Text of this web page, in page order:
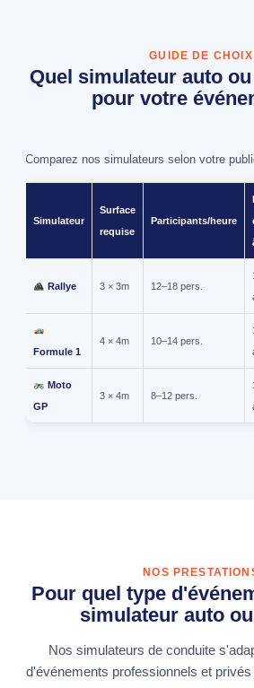
GUIDE DE CHOIX
Quel simulateur auto
pour votre
Comparez nos simulateurs selon votre
Simulateur
Surface
requise
Participants/heure
Rallye 3 × 3m 12–18 pers.
Formule 1
4 × 4m 10–14 pers.
Moto
GP
3 × 4m 8–12 pers.
NOS
Pour quel type
simulateur auto
Nos simulateurs de conduite
d'événements professionnels et